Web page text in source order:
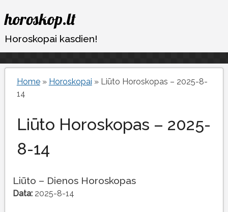
Eiti
prie
turinio
horoskop.lt
Horoskopai kasdien!
Home» Horoskopai » Liūto Horoskopas – 2025-8-
14
Liūto Horoskopas – 2025-
8-14
Liūto – Dienos Horoskopas
Data:2025-8-14